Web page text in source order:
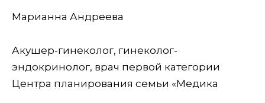
Марианна Андреева
Акушер-гинеколог, гинеколог-
эндокринолог, врач первой категории
Центра планирования семьи «Медика